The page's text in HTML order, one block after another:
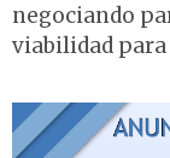
negociando
viabilidad